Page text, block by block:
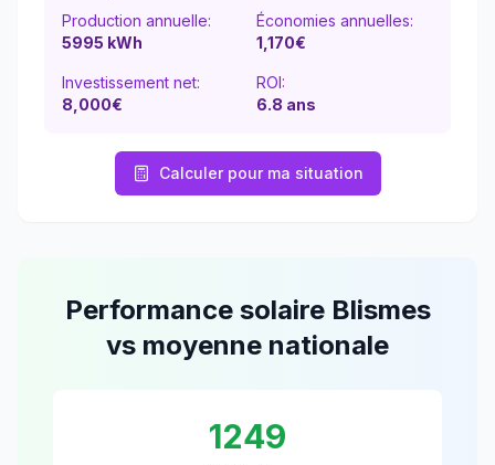
Production annuelle:
5995 kWh
Économies annuelles:
1,170€
Investissement net:
8,000€
ROI:
6.8 ans
Calculer pour ma situation
Performance solaire Blismes
vs moyenne nationale
1249